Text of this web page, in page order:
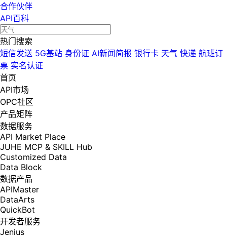
合作伙伴
API百科
热门搜索
短信发送 5G基站 身份证 AI新闻简报 银行卡 天气 快递 航班订
票 实名认证
首页
API市场
OPC社区
产品矩阵
数据服务
API Market Place
JUHE MCP & SKILL Hub
Customized Data
Data Block
数据产品
APIMaster
DataArts
QuickBot
开发者服务
Jenius